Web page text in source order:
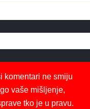
komentari ne smiju
vaše mišljenje,
tko je u pravu.